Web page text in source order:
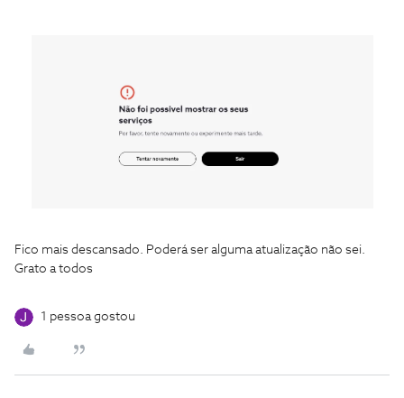
Fico mais descansado. Poderá ser alguma atualização não sei.
Grato a todos
1 pessoa gostou